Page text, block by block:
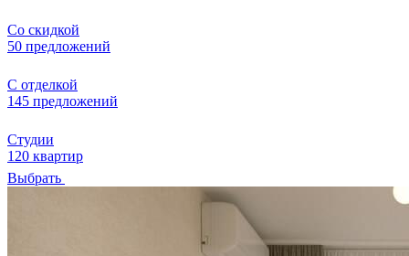
Со скидкой
50 предложений
С отделкой
145 предложений
Студии
120 квартир
Выбрать